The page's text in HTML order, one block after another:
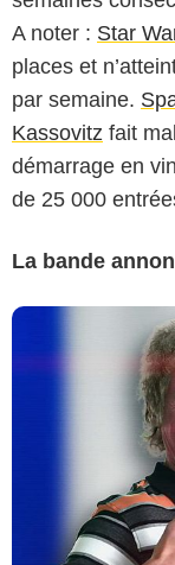
A noter : Star
places et
par semaine.
Kassovitz fait
démarrage en
de 25 000
La bande